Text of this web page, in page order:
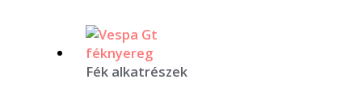
Fék alkatrészek